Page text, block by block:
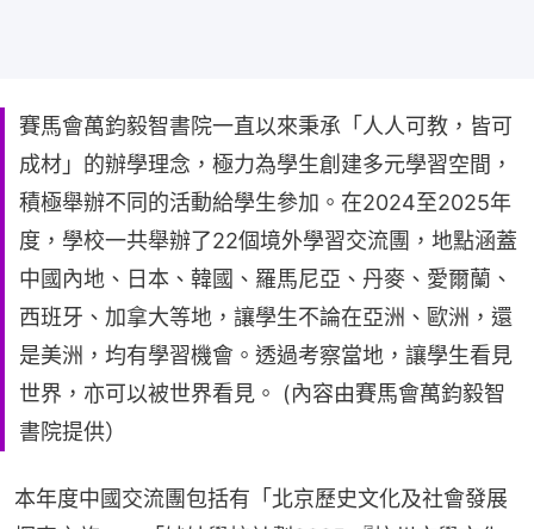
賽馬會萬鈞毅智書院一直以來秉承「人人可教，皆可
成材」的辦學理念，極力為學生創建多元學習空間，
積極舉辦不同的活動給學生參加。在2024至2025年
度，學校一共舉辦了22個境外學習交流團，地點涵蓋
中國內地、日本、韓國、羅馬尼亞、丹麥、愛爾蘭、
西班牙、加拿大等地，讓學生不論在亞洲、歐洲，還
是美洲，均有學習機會。透過考察當地，讓學生看見
世界，亦可以被世界看見。 (內容由賽馬會萬鈞毅智
書院提供）
本年度中國交流團包括有「北京歷史文化及社會發展